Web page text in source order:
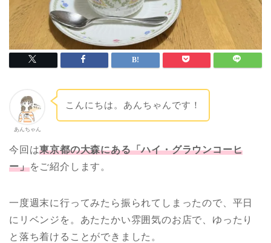
あんちゃん
こんにちは。あんちゃんです！
今回は東京都の大森にある「ハイ・グラウンコーヒ
ー」をご紹介します。
一度週末に行ってみたら振られてしまったので、平日
にリベンジを。あたたかい雰囲気のお店で、ゆったり
と落ち着けることができました。